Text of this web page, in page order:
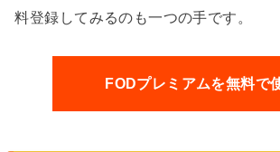
料登録してみるのも一つの手です。
FODプレミアムを無料で